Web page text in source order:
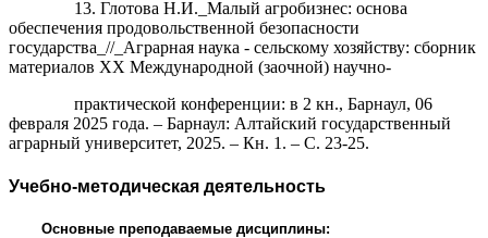
13. Глотова Н.И._Малый агробизнес: основа
обеспечения продовольственной безопасности
государства_//_Аграрная наука - сельскому хозяйству: сборник
материалов XX Международной (заочной) научно-
практической конференции: в 2 кн., Барнаул, 06
февраля 2025 года. – Барнаул: Алтайский государственный
аграрный университет, 2025. – Кн. 1. – С. 23-25.
Учебно-методическая деятельность
Основные преподаваемые дисциплины: